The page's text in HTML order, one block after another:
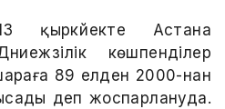
қыркүйекте Астана
көшпенділер
89 елден 2000-нан
деп жоспарлануда.